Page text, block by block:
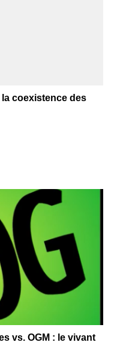
coexistence des
vs. OGM : le vivant